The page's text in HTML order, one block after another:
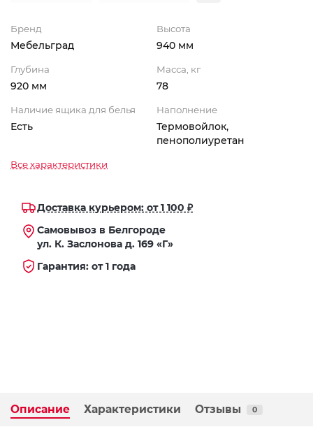
Бренд
Мебельград
Высота
940 мм
Глубина
920 мм
Масса, кг
78
Наличие ящика для белья
Есть
Наполнение
Термовойлок,
пенополиуретан
Все характеристики
Доставка курьером: от 1 100 ₽
Самовывоз в Белгороде
ул. К. Заслонова д. 169 «Г»
Гарантия: от 1 года
Описание Характеристики Отзывы 0